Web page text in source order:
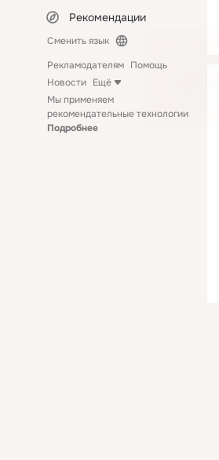
Рекомендации
Сменить язык
Рекламодателям Помощь
Новости Ещё
Мы применяем
рекомендательные технологии
Подробнее